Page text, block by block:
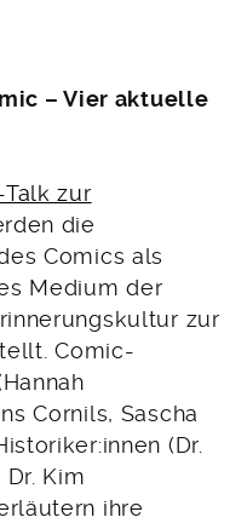
– Vier aktuelle
Talk zur
die
Comics als
Medium der
zur
Comic-
Cornils, Sascha
(Dr.
Kim
ihre